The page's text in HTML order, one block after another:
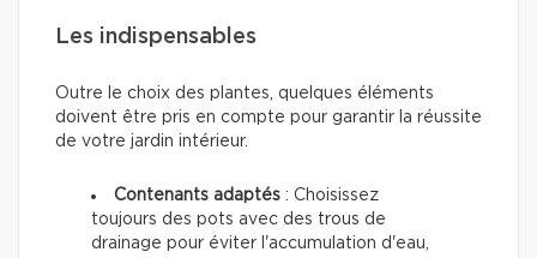
Les indispensables
Outre le choix des plantes, quelques éléments
doivent être pris en compte pour garantir la réussite
de votre jardin intérieur.
Contenants adaptés : Choisissez
toujours des pots avec des trous de
drainage pour éviter l'accumulation d'eau,